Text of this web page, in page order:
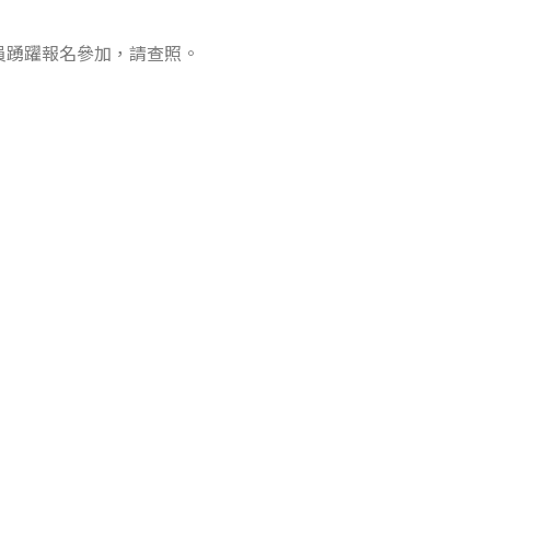
躍報名參加，請查照。